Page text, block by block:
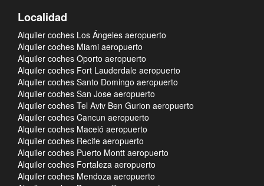
Localidad
Alquiler coches Los Ángeles aeropuerto
Alquiler coches Miami aeropuerto
Alquiler coches Oporto aeropuerto
Alquiler coches Fort Lauderdale aeropuerto
Alquiler coches Santo Domingo aeropuerto
Alquiler coches San Jose aeropuerto
Alquiler coches Tel Aviv Ben Gurion aeropuerto
Alquiler coches Cancun aeropuerto
Alquiler coches Maceió aeropuerto
Alquiler coches Recife aeropuerto
Alquiler coches Puerto Montt aeropuerto
Alquiler coches Fortaleza aeropuerto
Alquiler coches Mendoza aeropuerto